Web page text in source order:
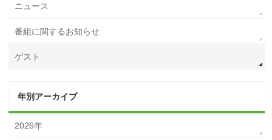
ニュース
番組に関するお知らせ
ゲスト
年別アーカイブ
2026年